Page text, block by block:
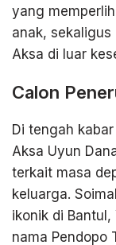
yang
anak, sekaligus
Aksa di luar
Calon
Di tengah
Aksa Uyun
terkait masa
keluarga.
ikonik di
nama Pendopo